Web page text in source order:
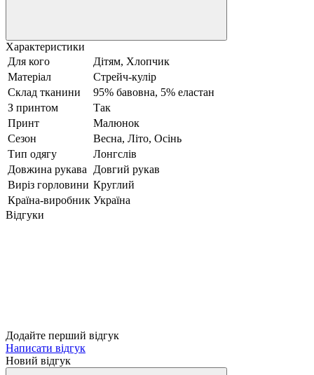
Характеристики
Для кого
Дітям, Хлопчик
Матеріал
Стрейч-кулір
Склад тканини
95% бавовна, 5% еластан
З принтом
Так
Принт
Малюнок
Сезон
Весна, Літо, Осінь
Тип одягу
Лонгслів
Довжина рукава
Довгий рукав
Виріз горловини Круглий
Країна-виробник Україна
Відгуки
Додайте перший відгук
Написати відгук
Новий відгук